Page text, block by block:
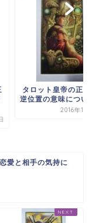
タロット皇帝の正
逆位置の意味につい
2016年11
愛と相手の気持に